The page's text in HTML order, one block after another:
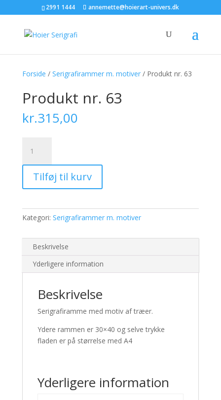
2991 1444 annemette@hoierart-univers.dk
Forside / Serigrafirammer m. motiver/ Produkt nr. 63
Produkt nr. 63
kr.315,00
63
antalTilføj til kurv
Kategori: Serigrafirammer m. motiver
Beskrivelse
Yderligere information
Beskrivelse
Serigrafiramme med motiv af træer.
Ydere rammen er 30×40 og selve trykke
fladen er på størrelse med A4
Yderligere information